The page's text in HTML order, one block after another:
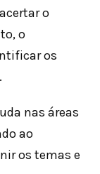
o
o
os
nas áreas
ao
os temas e